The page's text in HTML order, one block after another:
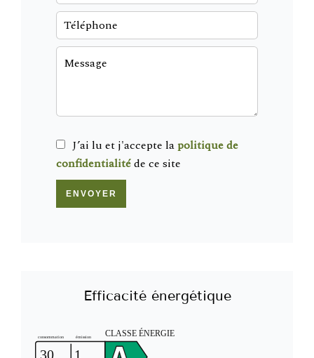
J’ai lu et j'accepte lapolitique de
confidentialitéde ce site
ENVOYER
Efficacité énergétique